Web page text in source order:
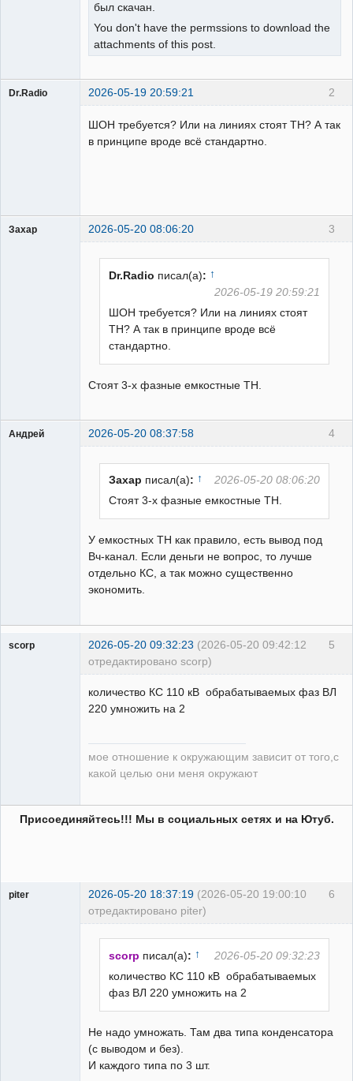
был скачан.
You don't have the permssions to download the
attachments of this post.
2
Dr.Radio 2026-05-19 20:59:21
ШОН требуется? Или на линиях стоят ТН? А так
в принципе вроде всё стандартно.
3
Захар 2026-05-20 08:06:20
Dr.Radio писал(а): ↑
2026-05-19 20:59:21
ШОН требуется? Или на линиях стоят
ТН? А так в принципе вроде всё
стандартно.
Стоят 3-х фазные емкостные ТН.
4
Андрей 2026-05-20 08:37:58
Захар писал(а): ↑
2026-05-20 08:06:20
Стоят 3-х фазные емкостные ТН.
У емкостных ТН как правило, есть вывод под
Вч-канал. Если деньги не вопрос, то лучше
отдельно КС, а так можно существенно
экономить.
5
scorp 2026-05-20 09:32:23 (2026-05-20 09:42:12
отредактировано scorp)
количество КС 110 кВ обрабатываемых фаз ВЛ
220 умножить на 2
мое отношение к окружающим зависит от того,с
какой целью они меня окружают
Присоединяйтесь!!! Мы в социальных сетях и на Ютуб.
6
piter 2026-05-20 18:37:19 (2026-05-20 19:00:10
отредактировано piter)
scorp писал(а): ↑
2026-05-20 09:32:23
количество КС 110 кВ обрабатываемых
фаз ВЛ 220 умножить на 2
Не надо умножать. Там два типа конденсатора
(с выводом и без).
И каждого типа по 3 шт.